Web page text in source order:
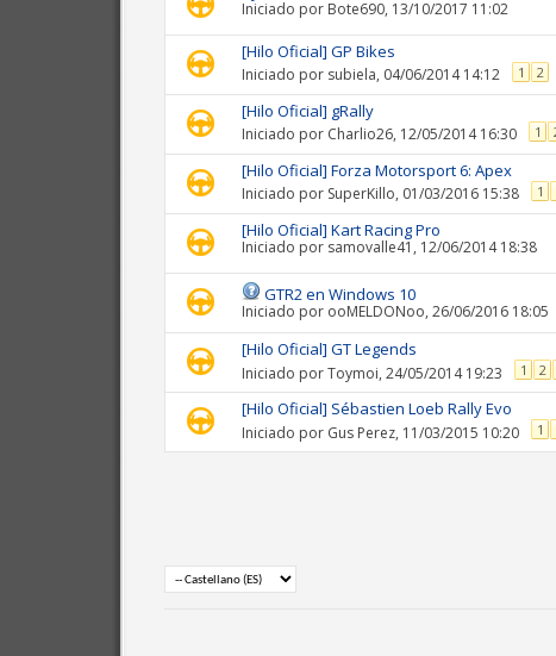
Iniciado por Bote690, 13/10/2017 11:02
[Hilo Oficial] GP Bikes
Iniciado por subiela, 04/06/2014 14:12 1 2
[Hilo Oficial] gRally
Iniciado por Charlio26, 12/05/2014 16:30 1
[Hilo Oficial] Forza Motorsport 6: Apex
Iniciado por SuperKillo, 01/03/2016 15:38 1
[Hilo Oficial] Kart Racing Pro
Iniciado por samovalle41 , 12/06/2014 18:38
GTR2 en Windows 10
Iniciado por ooMELDONoo, 26/06/2016 18:05
[Hilo Oficial] GT Legends
Iniciado porToymoi, 24/05/2014 19:23 1 2
[Hilo Oficial] Sébastien Loeb Rally Evo
Iniciado por Gus Perez, 11/03/2015 10:20 1